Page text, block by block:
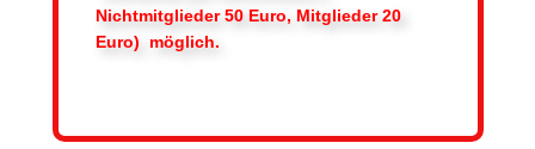
Nichtmitglieder 50 Euro, Mitglieder 20
Euro) möglich.